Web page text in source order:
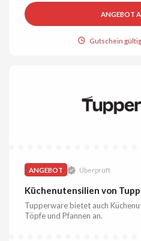
ANGEBOT
Gutschein
ANGEBOT Überprüft
Küchenutensilien von
Tupperware bietet auch
Töpfe und Pfannen an.